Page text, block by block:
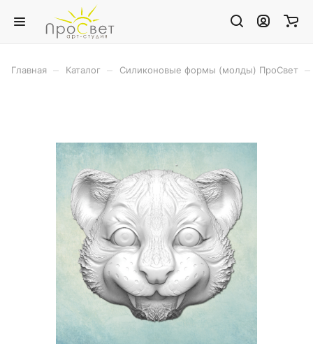
Главная Каталог Силиконовые формы (молды) ПроСвет